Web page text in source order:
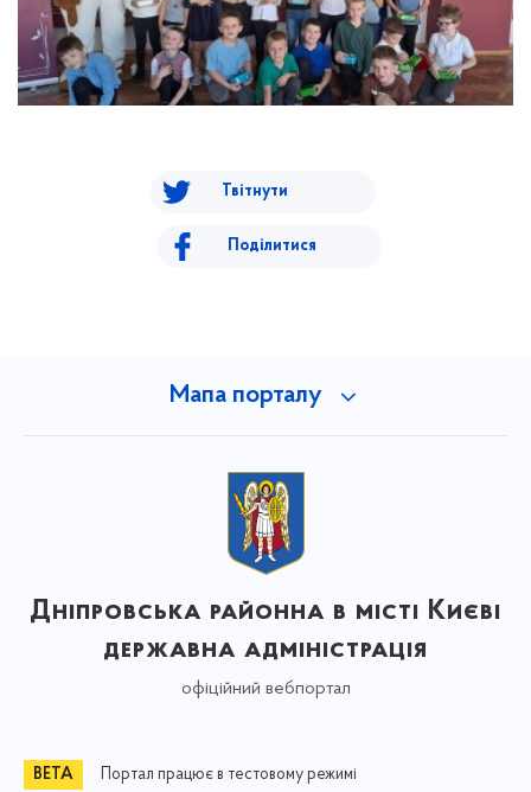
Твітнути
Поділитися
Мапа порталу
Дніпровська районна в місті Києві
державна адміністрація
офіційний вебпортал
Портал працює в тестовому режимі